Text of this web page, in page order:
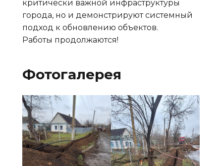
критически важной инфраструктуры
города, но и демонстрируют системный
подход к обновлению объектов.
Работы продолжаются!
Фотогалерея